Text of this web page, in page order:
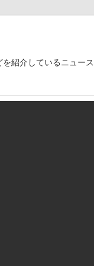
紹介しているニュース